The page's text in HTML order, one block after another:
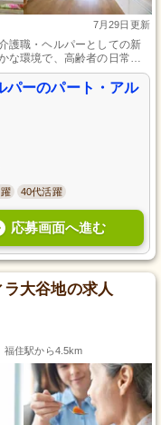
7月29日更新
護職・ヘルパーとしての新
な環境で、高齢者の日常生
心の充実した研修体制と、
。あなたの思いやりと優し
に成長しましょう。
パーのパート・アル
40代活躍
応募画面へ進む
大谷地の求人
福住駅から4.5km